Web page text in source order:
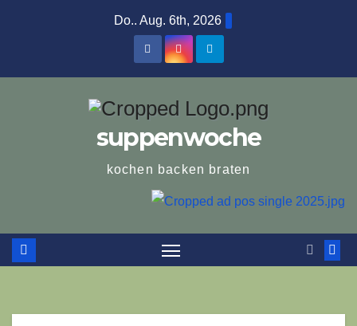
Do.. Aug. 6th, 2026
suppenwoche
kochen backen braten